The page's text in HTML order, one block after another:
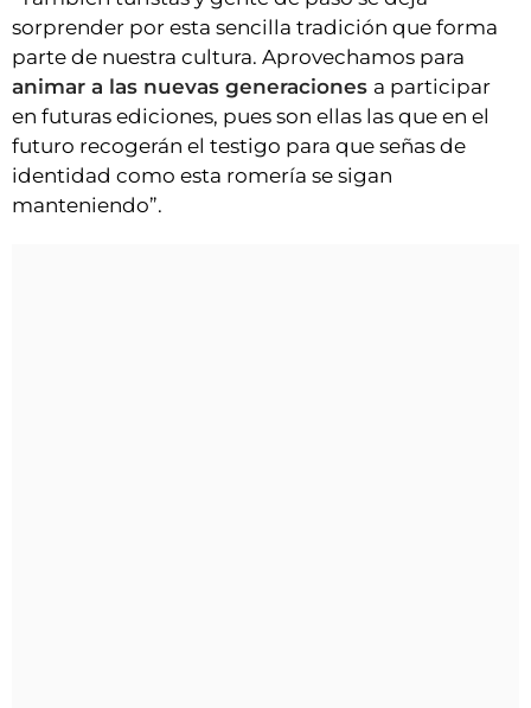
sorprender por esta sencilla tradición que forma
parte de nuestra cultura. Aprovechamos para
animar a las nuevas generaciones a participar
en futuras ediciones, pues son ellas las que en el
futuro recogerán el testigo para que señas de
identidad como esta romería se sigan
manteniendo”.